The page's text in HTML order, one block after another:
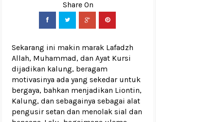
Sekarang ini makin marak Lafadzh
Allah, Muhammad, dan Ayat Kursi
dijadikan kalung, beragam
motivasinya ada yang sekedar untuk
bergaya, bahkan menjadikan Liontin,
Kalung, dan sebagainya sebagai alat
pengusir setan dan menolak sial dan